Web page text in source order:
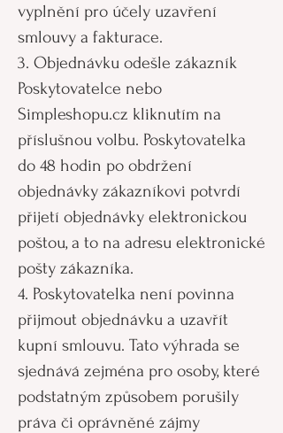
vyplnění pro účely uzavření
smlouvy a fakturace.
3. Objednávku odešle zákazník
Poskytovatelce nebo
Simpleshopu.cz kliknutím na
příslušnou volbu. Poskytovatelka
do 48 hodin po obdržení
objednávky zákazníkovi potvrdí
přijetí objednávky elektronickou
poštou, a to na adresu elektronické
pošty zákazníka.
4. Poskytovatelka není povinna
přijmout objednávku a uzavřít
kupní smlouvu. Tato výhrada se
sjednává zejména pro osoby, které
podstatným způsobem porušily
práva či oprávněné zájmy